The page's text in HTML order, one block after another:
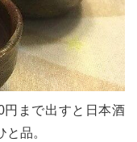
まで出すと日本酒
品。